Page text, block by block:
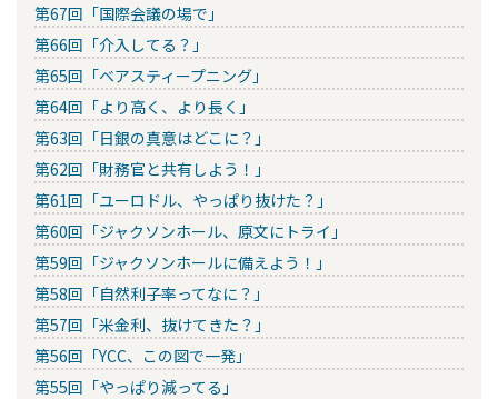
第67回「国際会議の場で」
第66回「介入してる？」
第65回「ベアスティープニング」
第64回「より高く、より長く」
第63回「日銀の真意はどこに？」
第62回「財務官と共有しよう！」
第61回「ユーロドル、やっぱり抜けた？」
第60回「ジャクソンホール、原文にトライ」
第59回「ジャクソンホールに備えよう！」
第58回「自然利子率ってなに？」
第57回「米金利、抜けてきた？」
第56回「YCC、この図で一発」
第55回「やっぱり減ってる」